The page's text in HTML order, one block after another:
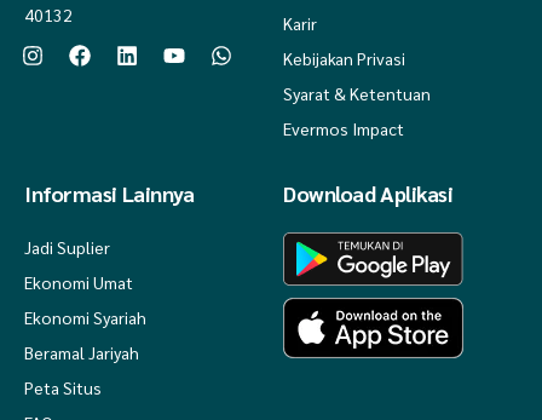
40132
Karir
Kebijakan Privasi
Syarat & Ketentuan
Evermos Impact
Informasi Lainnya
Jadi Suplier
Ekonomi Umat
Ekonomi Syariah
Beramal Jariyah
Peta Situs
Download Aplikasi